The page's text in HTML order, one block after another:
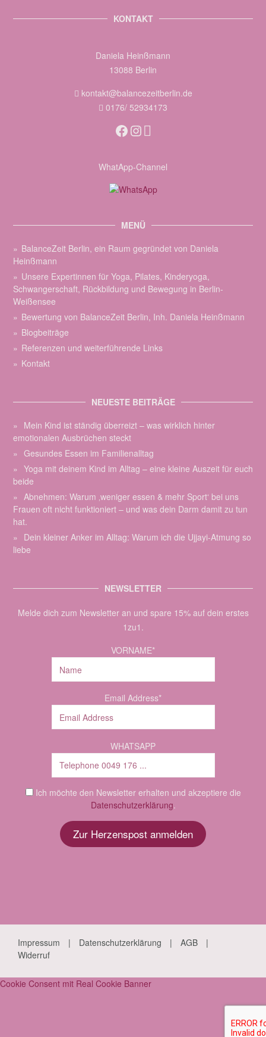
KONTAKT
Daniela Heinßmann
13088 Berlin
kontakt@balancezeitberlin.de
0176/ 52934173
Facebook
Instagram
WhatApp-Channel
MENÜ
BalanceZeit Berlin, ein Raum gegründet von Daniela
Heinßmann
Unsere Expertinnen für Yoga, Pilates, Kinderyoga,
Schwangerschaft, Rückbildung und Bewegung in Berlin-
Weißensee
Bewertung von BalanceZeit Berlin, Inh. Daniela Heinßmann
Blogbeiträge
Referenzen und weiterführende Links
Kontakt
NEUESTE BEITRÄGE
Mein Kind ist ständig überreizt – was wirklich hinter
emotionalen Ausbrüchen steckt
Gesundes Essen im Familienalltag
Yoga mit deinem Kind im Alltag – eine kleine Auszeit für euch
beide
Abnehmen: Warum ‚weniger essen & mehr Sport‘ bei uns
Frauen oft nicht funktioniert – und was dein Darm damit zu tun
hat.
Dein kleiner Anker im Alltag: Warum ich die Ujjayi-Atmung so
liebe
NEWSLETTER
Melde dich zum Newsletter an und spare 15% auf dein erstes
1zu1.
VORNAME*
Email Address*
WHATSAPP
Ich möchte den Newsletter erhalten und akzeptiere die
Datenschutzerklärung.
Impressum Datenschutzerklärung
AGB
Widerruf
Cookie Consent mit Real Cookie Banner